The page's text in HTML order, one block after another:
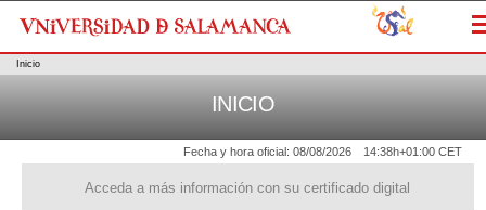
Fecha y hora oficial: 08/08/2026 14:38h+01:00 CET
Acceda a más información con su certificado digital
Inicio
INICIO